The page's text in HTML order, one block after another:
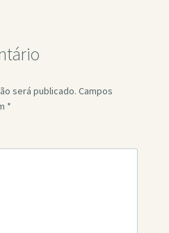
será publicado. Campos
*